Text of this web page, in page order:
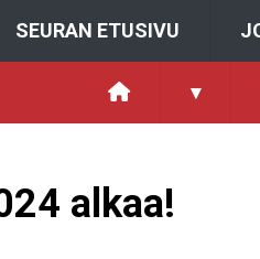
SEURAN ETUSIVU
▾
alkaa!